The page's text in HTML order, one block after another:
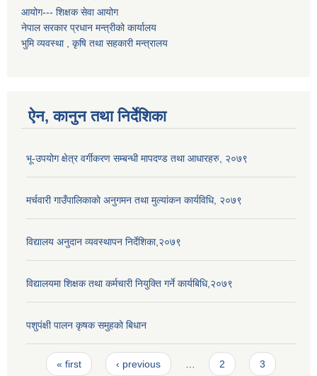
आयोग--- शिक्षक सेवा आयोग
नेपाल सरकार प्रधान मन्त्रीको कार्यालय
भुमि व्यवस्था , कृषि तथा सहकारी मन्त्रालय
ऐन, कानुन तथा निर्देशिका
भू-उपयोग क्षेत्र वर्गीकरण सम्बन्धी मापदण्ड तथा आधारहरु, २०७९
मर्चवारी गाउँपालिकाकाे अनुगमन तथा मुल्यांकन कार्यविधि, २०७९
विद्यालय अनुदान व्यवस्थापन निर्देशिका,२०७९
विद्यालयमा शिक्षक तथा कर्मचारी नियुक्ति गर्ने कार्यबिधि,२०७९
पशुपंक्षी पालन कृषक समुहको बिधान
Pages
« first ‹ previous 2 3